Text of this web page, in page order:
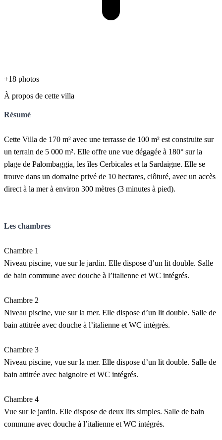
+18 photos
À propos de cette villa
Résumé
Cette Villa de 170 m² avec une terrasse de 100 m² est construite sur
un terrain de 5 000 m². Elle offre une vue dégagée à 180° sur la
plage de Palombaggia, les îles Cerbicales et la Sardaigne. Elle se
trouve dans un domaine privé de 10 hectares, clôturé, avec un accès
direct à la mer à environ 300 mètres (3 minutes à pied).
Les chambres
Chambre 1
Niveau piscine, vue sur le jardin. Elle dispose d’un lit double. Salle
de bain commune avec douche à l’italienne et WC intégrés.
Chambre 2
Niveau piscine, vue sur la mer. Elle dispose d’un lit double. Salle de
bain attitrée avec douche à l’italienne et WC intégrés.
Chambre 3
Niveau piscine, vue sur la mer. Elle dispose d’un lit double. Salle de
bain attitrée avec baignoire et WC intégrés.
Chambre 4
Vue sur le jardin. Elle dispose de deux lits simples. Salle de bain
commune avec douche à l’italienne et WC intégrés.